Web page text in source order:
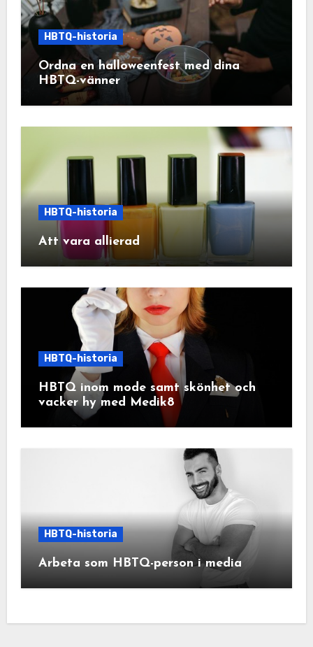
HBTQ-historia
Ordna en halloweenfest med dina
HBTQ-vänner
HBTQ-historia
Att vara allierad
HBTQ-historia
HBTQ inom mode samt skönhet och
vacker hy med Medik8
HBTQ-historia
Arbeta som HBTQ-person i media